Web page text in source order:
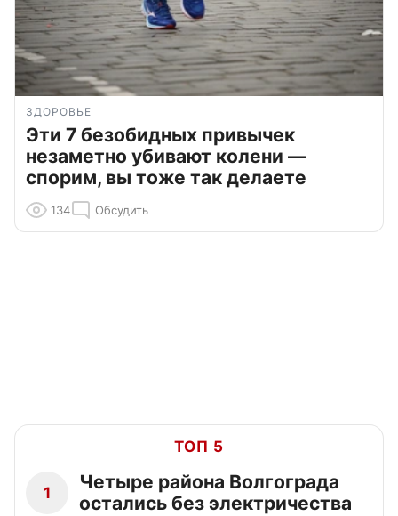
ЗДОРОВЬЕ
Эти 7 безобидных привычек
незаметно убивают колени —
спорим, вы тоже так делаете
134 Обсудить
ТОП 5
1
Четыре района Волгограда
остались без электричества